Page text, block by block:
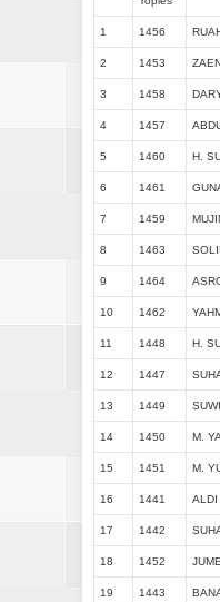
1 1456
2 1453
3 1458
4 1457
5 1460 H.
6 1461
7 1459
8 1463
9 1464
10 1462
11 1448 H.
12 1447
13 1449
14 1450 M.
15 1451 M.
16 1441 ALDI
17 1442
18 1452
19 1443